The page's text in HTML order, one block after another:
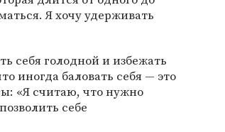
Я хочу удерживать
себя голодной и избежать
иногда баловать себя — это
«Я считаю, что нужно
себе